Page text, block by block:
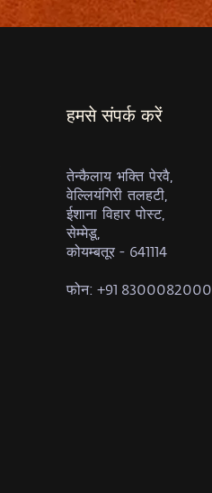
हमसे संपर्क करें
तेन्कैलाय भक्ति पेरवै,
वेल्लियंगिरी तलहटी,
ईशाना विहार पोस्ट,
सेम्मेडू,
कोयम्बतूर - 641114
फोन: +91 8300082000